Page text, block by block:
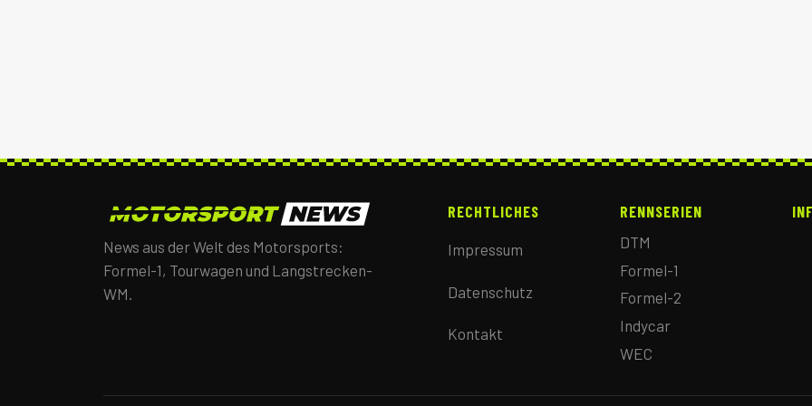
News aus der Welt des Motorsports:
Formel-1, Tourwagen und Langstrecken-
WM.
RECHTLICHES
Impressum
Datenschutz
Kontakt
RENNSERIEN
DTM
Formel-1
Formel-2
Indycar
WEC